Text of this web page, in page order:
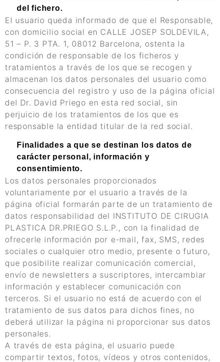
del fichero.
El usuario queda informado de que el Responsable,
con domicilio social en CALLE JOSEP SOLDEVILA,
51 – P. 3 PTA. 1, 08012 Barcelona, ostenta la
condición de responsable de los ficheros y
tratamientos a través de los que se recogen y
almacenan los datos personales del usuario como
consecuencia del registro y uso de la página oficial
del Dr. David Priego en esta red social, sin
perjuicio de los tratamientos de los que es
responsable la entidad titular de la red social.
Finalidades a que se destinan los datos de
carácter personal, información y
consentimiento.
Los datos personales proporcionados
voluntariamente por el usuario a través de la
página oficial formarán parte de un tratamiento de
datos responsabilidad del INSTITUTO DE CIRUGIA
PLASTICA DR.PRIEGO S.L.P., con la finalidad de
ofrecerle información por e-mail, fax, SMS, redes
sociales o cualquier otro medio, presente o futuro,
que posibilite realizar comunicación comercial,
envío de newsletters a suscriptores, intercambiar
información y establecer comunicación con
terceros. Si el usuario no está de acuerdo con el
tratamiento de sus datos para dichos fines, no
deberá utilizar la página ni proporcionar sus datos
personales.
A través de esta página, el usuario puede
compartir textos, fotos, vídeos y otros contenidos,